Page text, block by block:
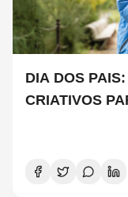
DIA DOS PAIS: IDEIAS DE PRESENTES
CRIATIVOS